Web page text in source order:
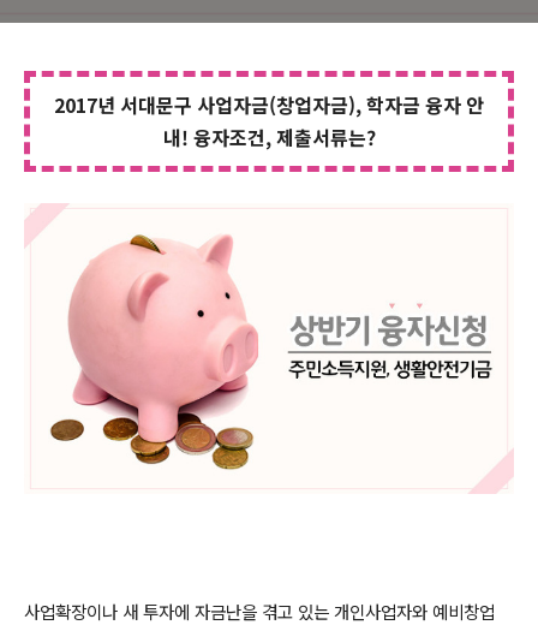
2017년 서대문구 사업자금(창업자금), 학자금 융자 안
내! 융자조건, 제출서류는?
사업확장이나 새 투자에 자금난을 겪고 있는 개인사업자와 예비창업